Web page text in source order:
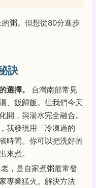
粥。但想從80分進步
訣
選擇。
台灣南部常見
、飯歸飯。但我們今天
開，與湯水完全融合。
我發現用「冷凍過的
時間。你可以把洗好的
來煮。
，是自家煮粥最常發
專業猛火。解決方法